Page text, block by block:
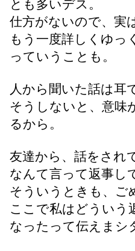
とも多いデス。
仕方がないので、実
もう一度詳しくゆっ
っていうことも。
人から聞いた話は耳
そうしないと、意味
るから。
友達から、話をされ
なんて言って返事し
そういうときも、ご
ここで私はどういう
なったって伝えまシ